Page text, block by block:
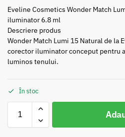
Eveline Cosmetics Wonder Match
iluminator 6.8 ml
Descriere produs
Wonder Match Lumi 15 Natural de la
corector iluminator conceput pentru
luminos tenului.
În stoc